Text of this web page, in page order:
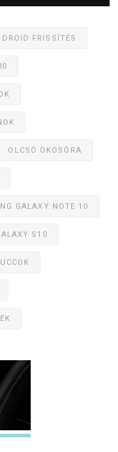
FRISSÍTÉS
OLCSÓ OKOSÓRA
GALAXY NOTE 10
S10